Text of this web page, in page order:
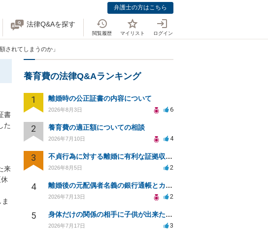
弁護士の方はこちら
法律Q&Aを探す
閲覧履歴 マイリスト ログイン
されてしまうのか」
書
た
来
養育費の法律Q&Aランキング
1 離婚時の公正証書の内容について
2026年8月3日 6
2 養育費の適正額についての相談
2026年7月10日 4
3 不貞行為に対する離婚に有利な証拠収集方法と法的手続きについて
2026年8月5日 2
4 離婚後の元配偶者名義の銀行通帳とカードの処分方法について
2026年7月13日 2
5 身体だけの関係の相手に子供が出来たと言われ認知、養育費を要求されているが自身の子供か分からない
2026年7月17日 3